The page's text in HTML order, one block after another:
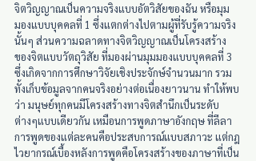
จิตวิญญาณเป็นความจริงแบบอัตวิสัยของฉัน หรือมุม
มองแบบบุคคลที่ 1 ซึ่งแตกต่างไปตามผู้ที่รับรู้ความจริง
นั้นๆ ส่วนความฉลาดทางจิตวิญญาณเป็นโครงสร้าง
ของจิตแบบวัตถุวิสัย ที่มองผ่านมุมมองแบบบุคคลที่ 3
ซึ่งเกิดจากการศึกษาวิจัยเชิงประจักษ์จำนวนมาก รวม
ทั้งเก็บข้อมูลจากคนจริงอย่างต่อเนื่องยาวนาน ทำให้พบ
ว่า มนุษย์ทุกคนมีโครงสร้างทางจิตสำนึกเป็นระดับ
ต่างๆแบบเดียวกัน เหมือนการพูดภาษาอังกฤษ ที่ลีลา
การพูดของแต่ละคนคือประสบการณ์แบบสภาวะ แต่กฎ
ไวยากรณ์เบื้องหลังการพูดคือโครงสร้างของภาษาที่เป็น